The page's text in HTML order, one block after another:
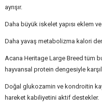
ayrışır.
Daha büyük iskelet yapısı eklem
Daha yavaş metabolizma kalori
Acana Heritage Large Breed tüm
hayvansal protein dengesiyle
Doğal glukozamin ve kondroitin
hareket kabiliyetini aktif destekler.